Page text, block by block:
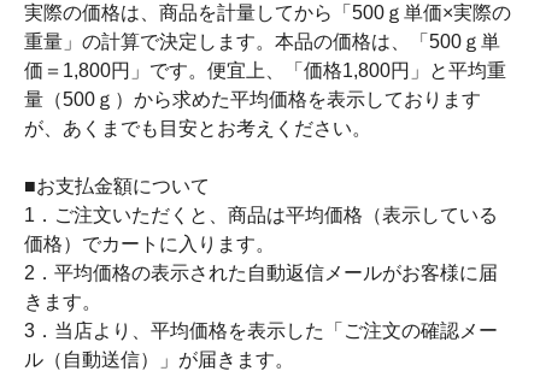
実際の価格は、商品を計量してから「500ｇ単価×実際の
重量」の計算で決定します。本品の価格は、「500ｇ単
価＝1,800円」です。便宜上、「価格1,800円」と平均重
量（500ｇ）から求めた平均価格を表示しております
が、あくまでも目安とお考えください。
■お支払金額について
1．ご注文いただくと、商品は平均価格（表示している
価格）でカートに入ります。
2．平均価格の表示された自動返信メールがお客様に届
きます。
3．当店より、平均価格を表示した「ご注文の確認メー
ル（自動送信）」が届きます。